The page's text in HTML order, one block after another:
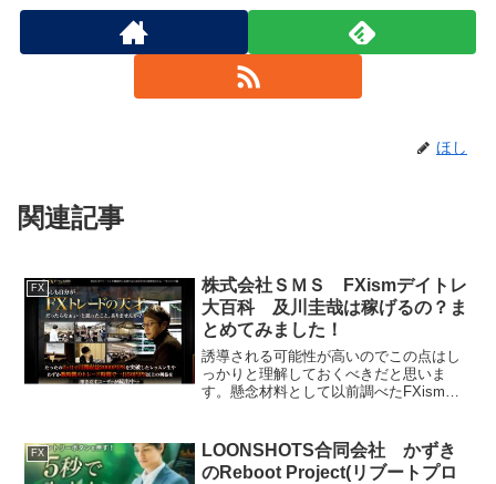
ほし
関連記事
FX
株式会社ＳＭＳ FXismデイトレ
大百科 及川圭哉は稼げるの？ま
とめてみました！
誘導される可能性が高いのでこの点はし
っかりと理解しておくべきだと思いま
す。懸念材料として以前調べたFXismプ
で、今回の商材も私としてはスルーでい
いかなと思いました！
FX
LOONSHOTS合同会社 かずき
のReboot Project(リブートプロ